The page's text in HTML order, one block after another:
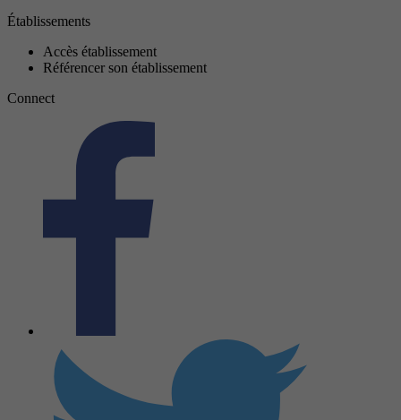
Établissements
Accès établissement
Référencer son établissement
Connect